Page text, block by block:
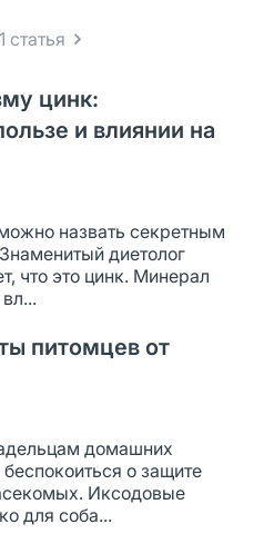
статья
цинк:
и влиянии на
назвать секретным
диетолог
что это цинк. Минерал
питомцев от
домашних
о защите
Иксодовые
для соба...